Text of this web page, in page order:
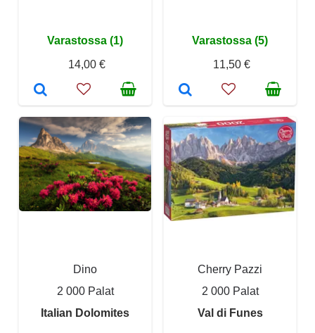
Varastossa (1)
14,00 €
Varastossa (5)
11,50 €
Dino
2 000 Palat
Italian Dolomites
Cherry Pazzi
2 000 Palat
Val di Funes